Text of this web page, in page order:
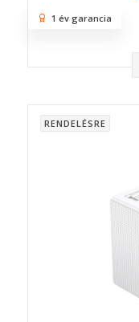
1 év garancia
RENDELÉSRE